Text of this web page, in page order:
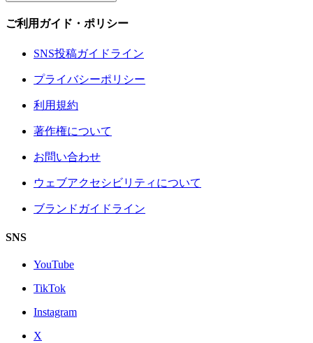
ご利用ガイド・ポリシー
SNS投稿ガイドライン
プライバシーポリシー
利用規約
著作権について
お問い合わせ
ウェブアクセシビリティについて
ブランドガイドライン
SNS
YouTube
TikTok
Instagram
X